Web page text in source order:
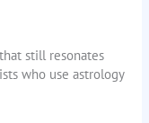
still resonates
who use astrology